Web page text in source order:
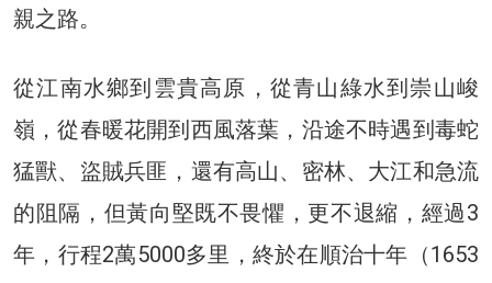
親之路。
從江南水鄉到雲貴高原，從青山綠水到崇山峻
嶺，從春暖花開到西風落葉，沿途不時遇到毒蛇
猛獸、盜賊兵匪，還有高山、密林、大江和急流
的阻隔，但黃向堅既不畏懼，更不退縮，經過3
年，行程2萬5000多里，終於在順治十年（1653